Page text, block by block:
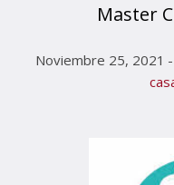
Master
Noviembre 25, 2021